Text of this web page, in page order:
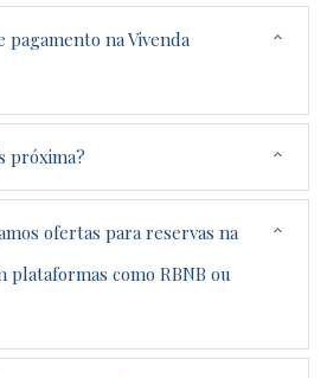
pagamento na Vivenda
próxima?
ofertas para reservas na
plataformas como RBNB ou